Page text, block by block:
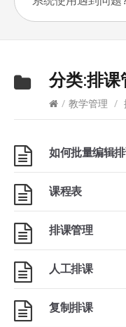
分类:排课
/ 教学管理 /
如何批量编辑
课程表
排课管理
人工排课
复制排课